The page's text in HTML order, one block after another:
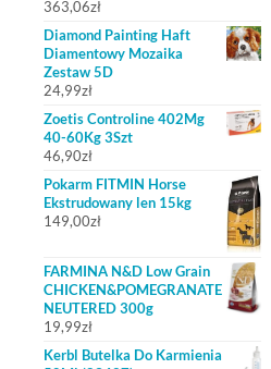
363,06zł
Diamond Painting Haft
Diamentowy Mozaika
Zestaw 5D
24,99zł
Zoetis Controline 402Mg
40-60Kg 3Szt
46,90zł
Pokarm FITMIN Horse
Ekstrudowany len 15kg
149,00zł
FARMINA N&D Low Grain
CHICKEN&POMEGRANATE
NEUTERED 300g
19,99zł
Kerbl Butelka Do Karmienia